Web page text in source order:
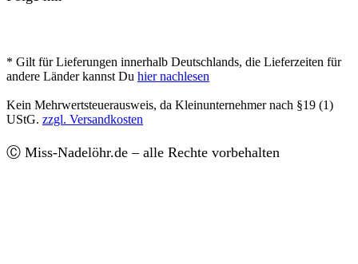
* Gilt für Lieferungen innerhalb Deutschlands, die Lieferzeiten für
andere Länder kannst Du hier nachlesen
Kein Mehrwertsteuerausweis, da Kleinunternehmer nach §19 (1)
UStG. zzgl. Versandkosten
Ⓒ Miss-Nadelöhr.de – alle Rechte vorbehalten